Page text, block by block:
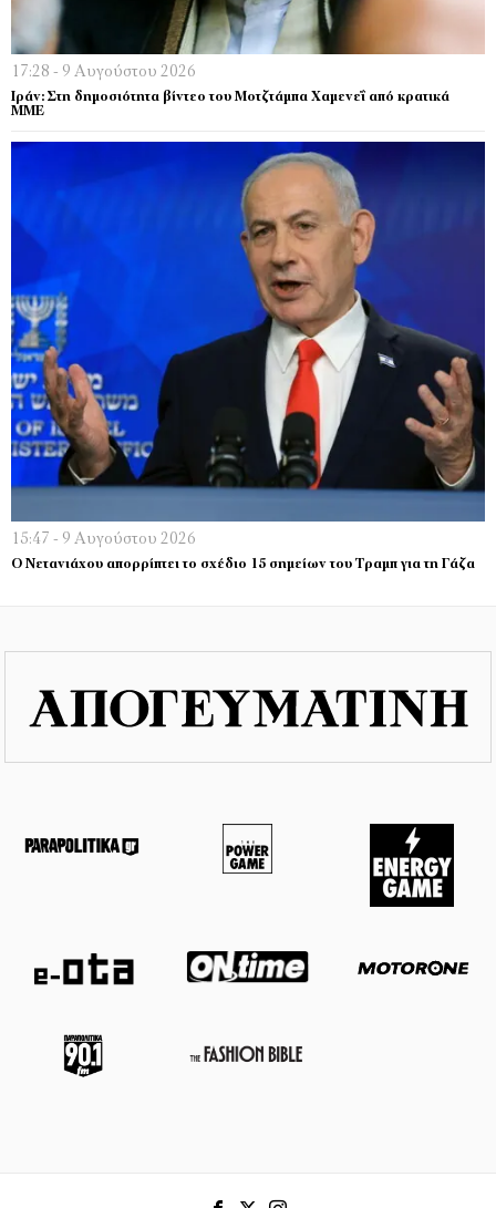
17:28 - 9 Αυγούστου 2026
Ιράν: Στη δημοσιότητα βίντεο του Μοτζτάμπα Χαμενεΐ από κρατικά
ΜΜΕ
15:47 - 9 Αυγούστου 2026
Ο Νετανιάχου απορρίπτει το σχέδιο 15 σημείων του Τραμπ για τη Γάζα